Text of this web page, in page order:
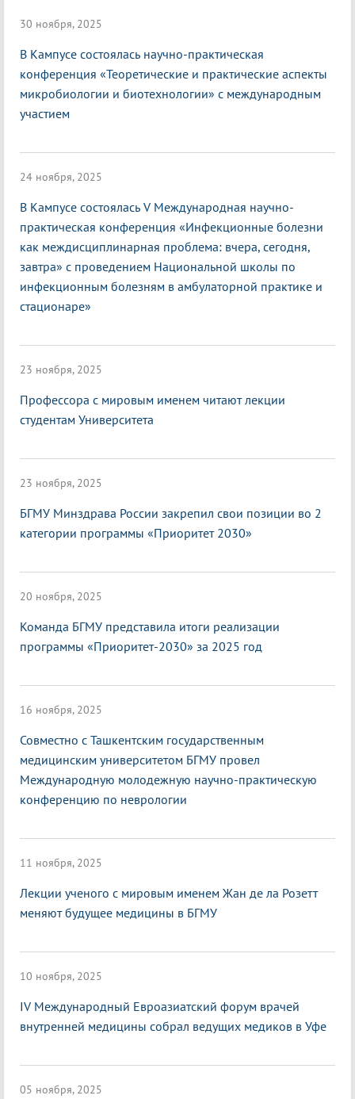
30 ноября, 2025
В Кампусе состоялась научно-практическая
конференция «Теоретические и практические аспекты
микробиологии и биотехнологии» с международным
участием
24 ноября, 2025
В Кампусе состоялась V Международная научно-
практическая конференция «Инфекционные болезни
как междисциплинарная проблема: вчера, сегодня,
завтра» с проведением Национальной школы по
инфекционным болезням в амбулаторной практике и
стационаре»
23 ноября, 2025
Профессора с мировым именем читают лекции
студентам Университета
23 ноября, 2025
БГМУ Минздрава России закрепил свои позиции во 2
категории программы «Приоритет 2030»
20 ноября, 2025
Команда БГМУ представила итоги реализации
программы «Приоритет-2030» за 2025 год
16 ноября, 2025
Совместно с Ташкентским государственным
медицинским университетом БГМУ провел
Международную молодежную научно-практическую
конференцию по неврологии
11 ноября, 2025
Лекции ученого с мировым именем Жан де ла Розетт
меняют будущее медицины в БГМУ
10 ноября, 2025
IV Международный Евроазиатский форум врачей
внутренней медицины собрал ведущих медиков в Уфе
05 ноября, 2025